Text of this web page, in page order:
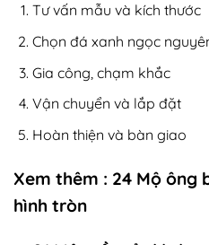
Tư vấn mẫu và kích thước
Chọn đá xanh ngọc
Gia công, chạm khắc
Vận chuyển và lắp đặt
Hoàn thiện và bàn giao
Xem thêm : 24 Mộ ông
hình tròn